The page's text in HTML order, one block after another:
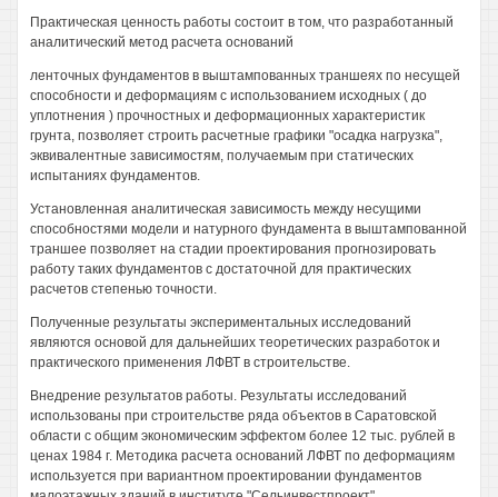
Практическая ценность работы состоит в том, что разработанный
аналитический метод расчета оснований
ленточных фундаментов в выштампованных траншеях по несущей
способности и деформациям с использованием исходных ( до
уплотнения ) прочностных и деформационных характеристик
грунта, позволяет строить расчетные графики "осадка нагрузка",
эквивалентные зависимостям, получаемым при статических
испытаниях фундаментов.
Установленная аналитическая зависимость между несущими
способностями модели и натурного фундамента в выштампованной
траншее позволяет на стадии проектирования прогнозировать
работу таких фундаментов с достаточной для практических
расчетов степенью точности.
Полученные результаты экспериментальных исследований
являются основой для дальнейших теоретических разработок и
практического применения ЛФВТ в строительстве.
Внедрение результатов работы. Результаты исследований
использованы при строительстве ряда объектов в Саратовской
области с общим экономическим эффектом более 12 тыс. рублей в
ценах 1984 г. Методика расчета оснований ЛФВТ по деформациям
используется при вариантном проектировании фундаментов